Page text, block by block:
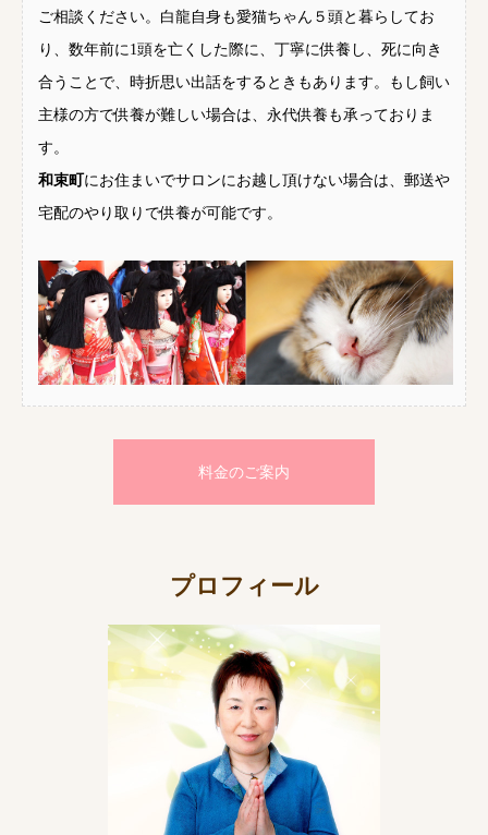
ご相談ください。白龍自身も愛猫ちゃん５頭と暮らしてお
り、数年前に1頭を亡くした際に、丁寧に供養し、死に向き
合うことで、時折思い出話をするときもあります。もし飼い
主様の方で供養が難しい場合は、永代供養も承っておりま
す。
和束町にお住まいでサロンにお越し頂けない場合は、郵送や
宅配のやり取りで供養が可能です。
料金のご案内
プロフィール